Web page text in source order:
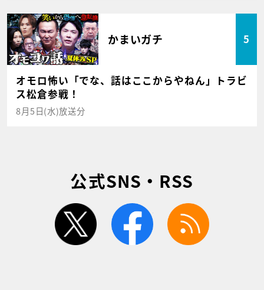
かまいガチ 5
オモロ怖い「でな、話はここからやねん」トラビ
ス松倉参戦！
8月5日(水)放送分
公式SNS・RSS
twitter facebook